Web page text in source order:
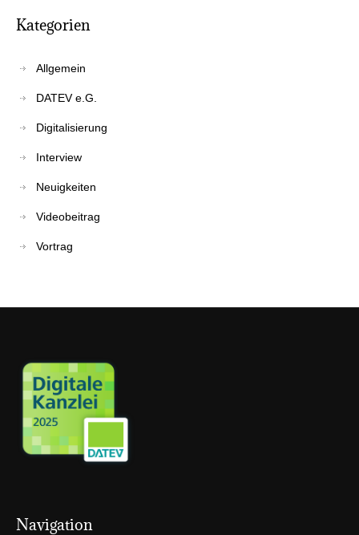
Kate­go­rien
Allgemein
DATEV e.G.
Digitalisierung
Interview
Neuigkeiten
Videobeitrag
Vortrag
Navi­ga­ti­on